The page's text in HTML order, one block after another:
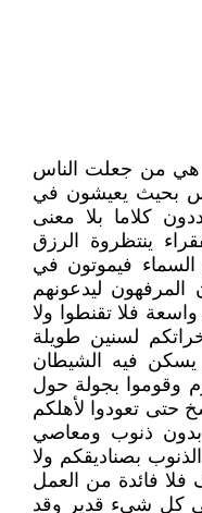
هي من جعلت الناس
بحيث يعيشون في
كلاما بلا معنى
ينتظروة الرزق
فيموتون في
المرفهون ليدعونهم
فلا تقنطوا ولا
لسنين طويلة
فيه الشيطان
وقوموا بجولة حول
حتى تعودوا لأهلكم
بدون ذنوب ومعاصي
بصناديقكم ولا
فلا فائدة من العمل
كل شيء قدير وقد